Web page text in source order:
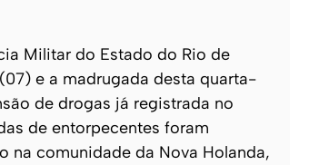
Militar do Estado do Rio de
e a madrugada desta quarta-
de drogas já registrada no
de entorpecentes foram
na comunidade da Nova Holanda,